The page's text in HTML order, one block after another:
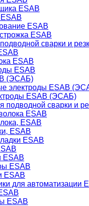
ESAB
ESAB
ESAB
сварки и
ESAB
ESAB
(ЭСАБ)
электроды ESAB
ESAB (ЭСАБ)
подводной сварки и
ESAB
ESAB
ESAB
ESAB
ESAB
ESAB
ESAB
для автоматизации
ESAB